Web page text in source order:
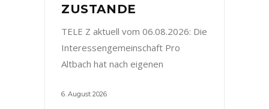
ZUSTANDE
TELE Z aktuell vom 06.08.2026: Die
Interessengemeinschaft Pro
Altbach hat nach eigenen
6. August 2026